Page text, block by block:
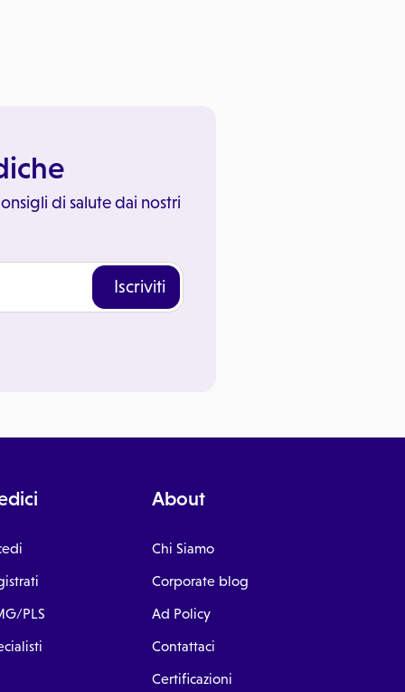
di salute dai nostri
Iscriviti
PLS
About
Chi Siamo
Corporate blog
Ad Policy
Contattaci
Certificazioni